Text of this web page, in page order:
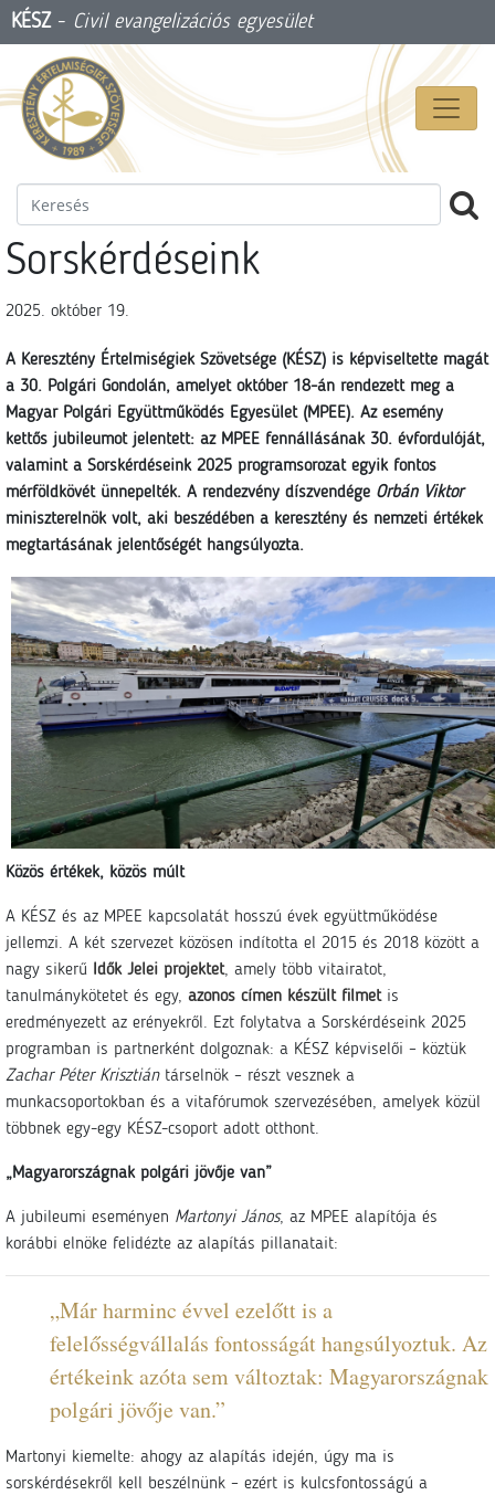
KÉSZ- Civil evangelizációs egyesület
Sorskérdéseink
2025. október 19.
A Keresztény Értelmiségiek Szövetsége (KÉSZ) is képviseltette magát
a 30. Polgári Gondolán, amelyet október 18-án rendezett meg a
Magyar Polgári Együttműködés Egyesület (MPEE). Az esemény
kettős jubileumot jelentett: az MPEE fennállásának 30. évfordulóját,
valamint a Sorskérdéseink 2025 programsorozat egyik fontos
mérföldkövét ünnepelték. A rendezvény díszvendége Orbán Viktor
miniszterelnök volt, aki beszédében a keresztény és nemzeti értékek
megtartásának jelentőségét hangsúlyozta.
Közös értékek, közös múlt
A KÉSZ és az MPEE kapcsolatát hosszú évek együttműködése
jellemzi. A két szervezet közösen indította el 2015 és 2018 között a
nagy sikerű Idők Jelei projektet, amely több vitairatot,
tanulmánykötetet és egy, azonos címen készült filmetis
eredményezett az erényekről. Ezt folytatva a Sorskérdéseink 2025
programban is partnerként dolgoznak: a KÉSZ képviselői – köztük
Zachar Péter Krisztiántárselnök – részt vesznek a
munkacsoportokban és a vitafórumok szervezésében, amelyek közül
többnek egy-egy KÉSZ-csoport adott otthont.
„Magyarországnak polgári jövője van”
A jubileumi eseményen Martonyi János, az MPEE alapítója és
korábbi elnöke felidézte az alapítás pillanatait:
„Már harminc évvel ezelőtt is a
felelősségvállalás fontosságát hangsúlyoztuk. Az
értékeink azóta sem változtak: Magyarországnak
polgári jövője van.”
Martonyi kiemelte: ahogy az alapítás idején, úgy ma is
sorskérdésekről kell beszélnünk – ezért is kulcsfontosságú a